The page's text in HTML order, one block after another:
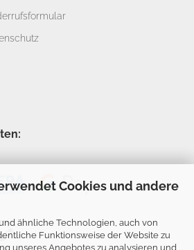
Cookies und andere
ähnliche Technologien, auch von
Funktionsweise der Website zu
unseres Angebotes zu analysieren und